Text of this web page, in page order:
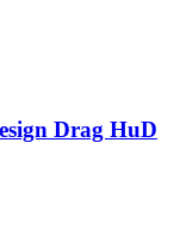
Drag HuD